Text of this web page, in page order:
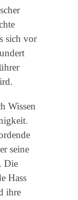
sich vor
Wissen
seine
Die
Hass
ihre